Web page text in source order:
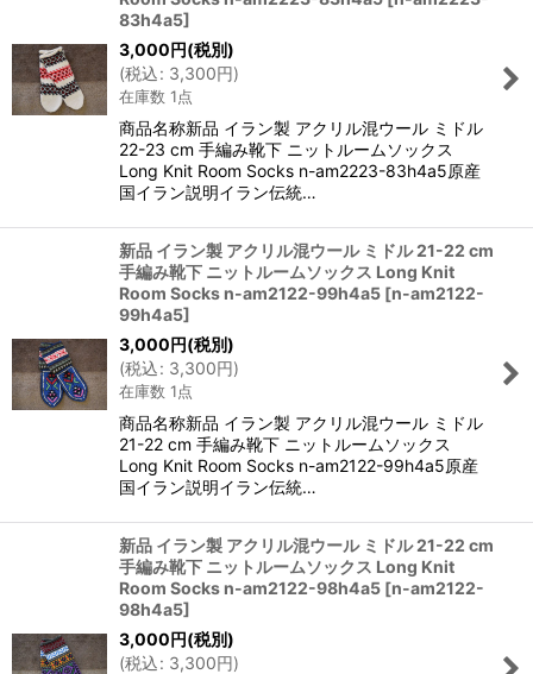
83h4a5]
3,000円(税別)
(税込: 3,300円)
在庫数 1点
商品名称新品 イラン製 アクリル混ウール ミドル
22-23 cm 手編み靴下 ニットルームソックス
Long Knit Room Socks n-am2223-83h4a5原産
国イラン説明イラン伝統…
新品 イラン製 アクリル混ウール ミドル 21-22 cm
手編み靴下 ニットルームソックス Long Knit
Room Socks n-am2122-99h4a5 [n-am2122-
99h4a5]
3,000円(税別)
(税込: 3,300円)
在庫数 1点
商品名称新品 イラン製 アクリル混ウール ミドル
21-22 cm 手編み靴下 ニットルームソックス
Long Knit Room Socks n-am2122-99h4a5原産
国イラン説明イラン伝統…
新品 イラン製 アクリル混ウール ミドル 21-22 cm
手編み靴下 ニットルームソックス Long Knit
Room Socks n-am2122-98h4a5 [n-am2122-
98h4a5]
3,000円(税別)
(税込: 3,300円)